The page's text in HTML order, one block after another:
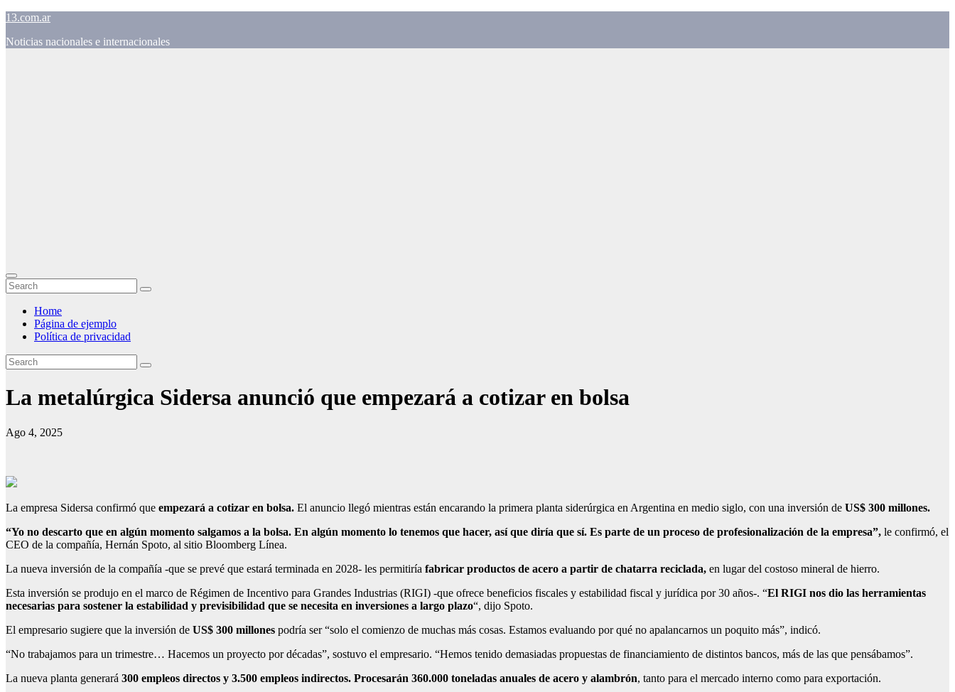
Skip
content
13.com.ar
Noticias nacionales e internacionales
Home
Página de ejemplo
Política de privacidad
La metalúrgica Sidersa anunció que empezará a cotizar en bolsa
Ago 4, 2025
La empresa Sidersa confirmó que empezará a cotizar en bolsa. El anuncio llegó mientras están encarando la primera planta siderúrgica en Argentina en medio siglo, con una inversión de US$ 300 millones.
“Yo no descarto que en algún momento salgamos a la bolsa. En algún momento lo tenemos que hacer, así que diría que sí. Es parte de un proceso de profesionalización de la empresa”, le confirmó, el
CEO de la compañía, Hernán Spoto, al sitio Bloomberg Línea.
La nueva inversión de la compañía -que se prevé que estará terminada en 2028- les permitiría fabricar productos de acero a partir de chatarra reciclada, en lugar del costoso mineral de hierro.
Esta inversión se produjo en el marco de Régimen de Incentivo para Grandes Industrias (RIGI) -que ofrece beneficios fiscales y estabilidad fiscal y jurídica por 30 años-. “El RIGI nos dio las herramientas
necesarias para sostener la estabilidad y previsibilidad que se necesita en inversiones a largo plazo“, dijo Spoto.
El empresario sugiere que la inversión de US$ 300 millones podría ser “solo el comienzo de muchas más cosas. Estamos evaluando por qué no apalancarnos un poquito más”, indicó.
“No trabajamos para un trimestre… Hacemos un proyecto por décadas”, sostuvo el empresario. “Hemos tenido demasiadas propuestas de financiamiento de distintos bancos, más de las que pensábamos”.
La nueva planta generará 300 empleos directos y 3.500 empleos indirectos. Procesarán 360.000 toneladas anuales de acero y alambrón, tanto para el mercado interno como para exportación.